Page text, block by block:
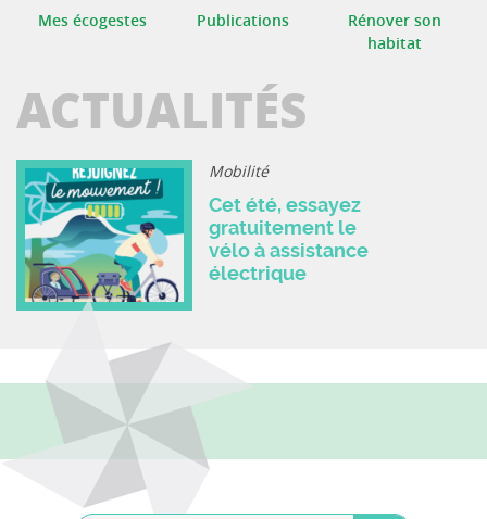
Mes écogestes Publications
Rénover son
habitat
ACTUALITÉS
Mobilité
Cet été, essayez
gratuitement le
vélo à assistance
électrique